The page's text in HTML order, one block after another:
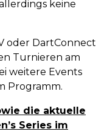
keine
oder DartConnect
Turnieren am
weitere Events
Programm.
die aktuelle
Series im